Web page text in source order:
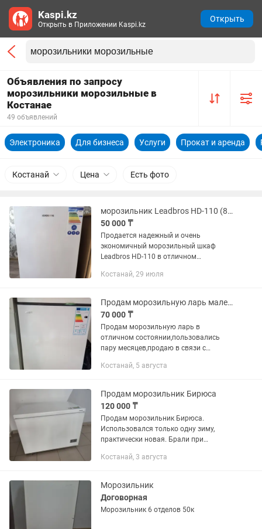
Объявления по запросу
морозильники морозильные в
Костанае
49 объявлений
Электроника Для бизнеса Услуги Прокат и аренда
Костанай Цена Есть фото
морозильник Leadbros HD-110 (85 л)
50 000 ₸
Продается надежный и очень
экономичный морозильный шкаф
Leadbros HD-110 в отличном
квартиры, дома или дачи, когда не
холодильнике. Работает...
Костанай, 29 июля
Продам морозильную ларь маленькая вместительная
70 000 ₸
Продам морозильную ларь в
отличном состоянии,пользовались
пару месяцев,продаю в связи с
Костанай, 5 августа
Продам морозильник Бирюса
120 000 ₸
Продам морозильник Бирюса.
Использовался только одну зиму,
практически новая. Брали при
Костанай, 3 августа
Морозильник
Договорная
Морозильник 6 отделов 50к
Kaspi.kz
Открыть в Приложении Kaspi.kz
Открыть